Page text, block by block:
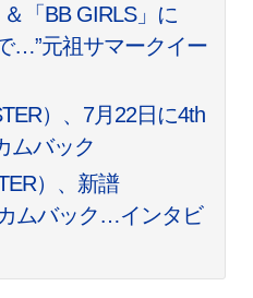
「BB GIRLS」に
…”元祖サマークイー
）、7月22日に4th
ムバック
）、新譜
カムバック…インタビ